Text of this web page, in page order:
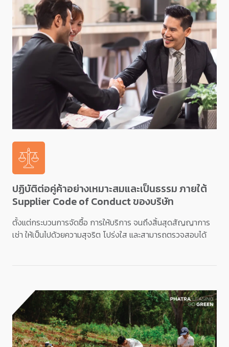
ปฏิบัติต่อคู่ค้าอย่างเหมาะสมและเป็นธรรม ภายใต้
Supplier Code of Conduct ของบริษัท
ตั้งแต่กระบวนการจัดซื้อ การให้บริการ จนถึงสิ้นสุดสัญญาการ
เช่า ให้เป็นไปด้วยความสุจริต โปร่งใส และสามารถตรวจสอบได้